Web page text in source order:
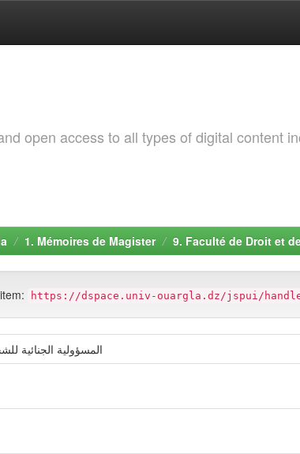
open access to all types of digital content
1. Mémoires de Magister 9. Faculté de Droit et
https://dspace.univ-ouargla.dz/jspui/handle/
المسؤولية الجنائية